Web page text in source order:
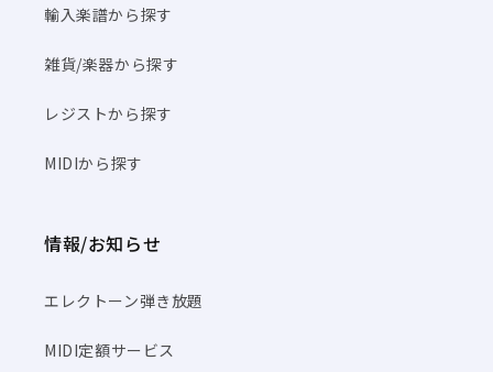
輸入楽譜から探す
雑貨/楽器から探す
レジストから探す
MIDIから探す
情報/お知らせ
エレクトーン弾き放題
MIDI定額サービス